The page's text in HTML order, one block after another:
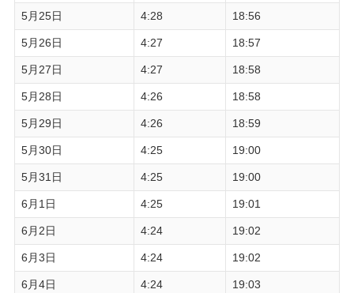
5月25日 4:28 18:56
5月26日 4:27 18:57
5月27日 4:27 18:58
5月28日 4:26 18:58
5月29日 4:26 18:59
5月30日 4:25 19:00
5月31日 4:25 19:00
6月1日 4:25 19:01
6月2日 4:24 19:02
6月3日 4:24 19:02
6月4日 4:24 19:03